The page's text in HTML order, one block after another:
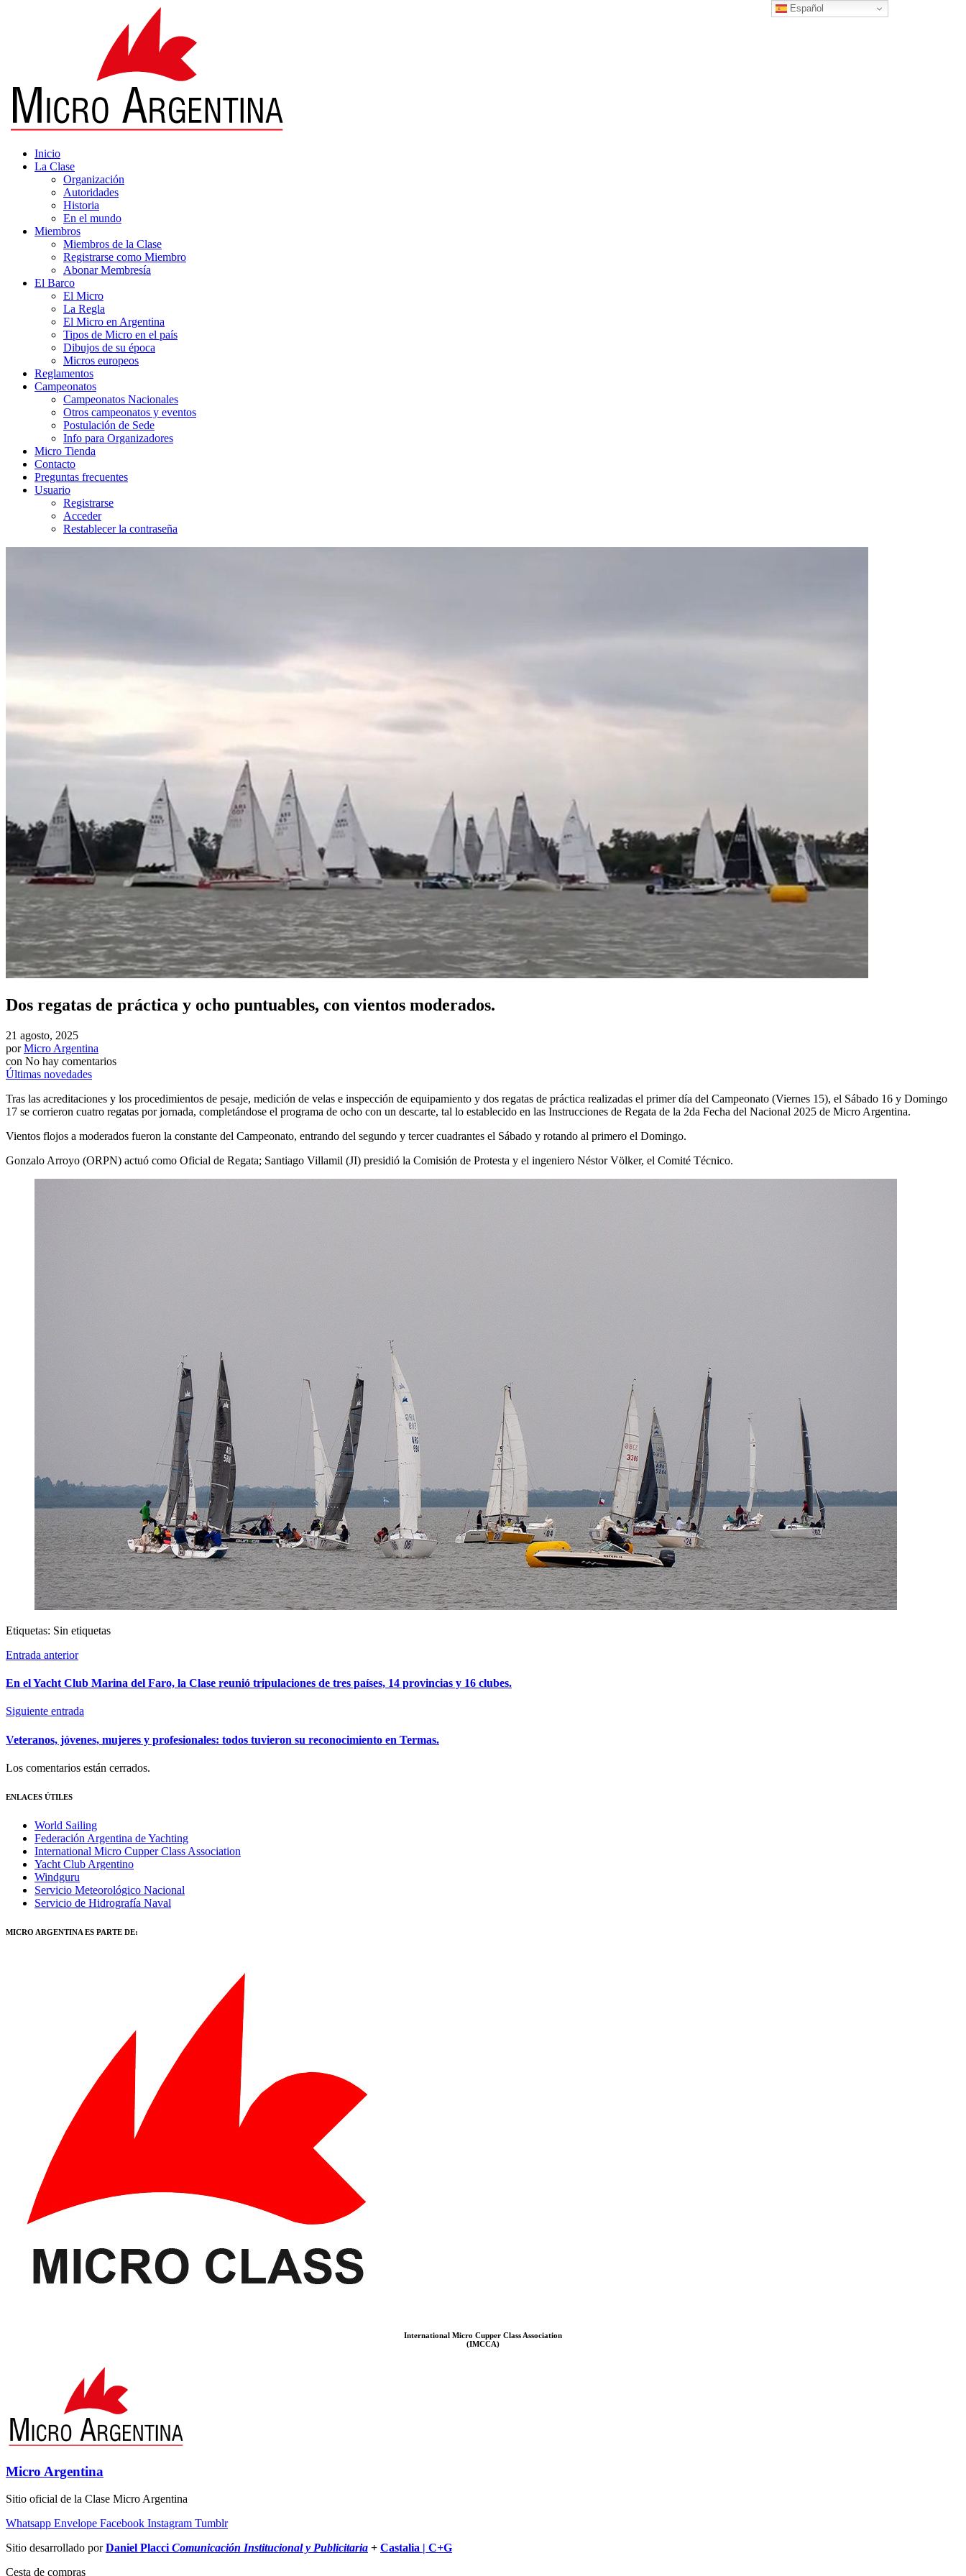
Inicio
La Clase
Organización
Autoridades
Historia
En el mundo
Miembros
Miembros de la Clase
Registrarse como Miembro
Abonar Membresía
El Barco
El Micro
La Regla
El Micro en Argentina
Tipos de Micro en el país
Dibujos de su época
Micros europeos
Reglamentos
Campeonatos
Campeonatos Nacionales
Otros campeonatos y eventos
Postulación de Sede
Info para Organizadores
Micro Tienda
Contacto
Preguntas frecuentes
Usuario
Registrarse
Acceder
Restablecer la contraseña
Dos regatas de práctica y ocho puntuables, con vientos moderados.
21 agosto, 2025
por Micro Argentina
con No hay comentarios
Últimas novedades
Tras las acreditaciones y los procedimientos de pesaje, medición de velas e inspección de equipamiento y dos regatas de práctica realizadas el primer día del Campeonato (Viernes 15), el Sábado 16 y Domingo
17 se corrieron cuatro regatas por jornada, completándose el programa de ocho con un descarte, tal lo establecido en las Instrucciones de Regata de la 2da Fecha del Nacional 2025 de Micro Argentina.
Vientos flojos a moderados fueron la constante del Campeonato, entrando del segundo y tercer cuadrantes el Sábado y rotando al primero el Domingo.
Gonzalo Arroyo (ORPN) actuó como Oficial de Regata; Santiago Villamil (JI) presidió la Comisión de Protesta y el ingeniero Néstor Völker, el Comité Técnico.
Etiquetas: Sin etiquetas
Entrada anterior
En el Yacht Club Marina del Faro, la Clase reunió tripulaciones de tres países, 14 provincias y 16 clubes.
Siguiente entrada
Veteranos, jóvenes, mujeres y profesionales: todos tuvieron su reconocimiento en Termas.
Los comentarios están cerrados.
ENLACES ÚTILES
World Sailing
Federación Argentina de Yachting
International Micro Cupper Class Association
Yacht Club Argentino
Windguru
Servicio Meteorológico Nacional
Servicio de Hidrografía Naval
MICRO ARGENTINA ES PARTE DE:
International Micro Cupper Class Association
(IMCCA)
Micro Argentina
Sitio oficial de la Clase Micro Argentina
Whatsapp Envelope Facebook Instagram Tumblr
Sitio desarrollado porDaniel Placci Comunicación Institucional y Publicitaria + Castalia | C+G
Cesta de compras
Español